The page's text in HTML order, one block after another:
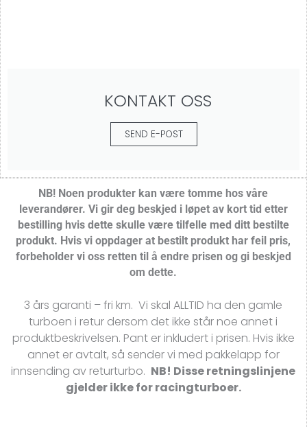
KONTAKT OSS
SEND E-POST
NB! Noen produkter kan være tomme hos våre
leverandører. Vi gir deg beskjed i løpet av kort tid etter
bestilling hvis dette skulle være tilfelle med ditt bestilte
produkt. Hvis vi oppdager at bestilt produkt har feil pris,
forbeholder vi oss retten til å endre prisen og gi beskjed
om dette.
3 års garanti – fri km. Vi skal ALLTID ha den gamle
turboen i retur dersom det ikke står noe annet i
produktbeskrivelsen. Pant er inkludert i prisen. Hvis ikke
annet er avtalt, så sender vi med pakkelapp for
innsending av returturbo. NB! Disse retningslinjene
gjelder ikke for racingturboer.